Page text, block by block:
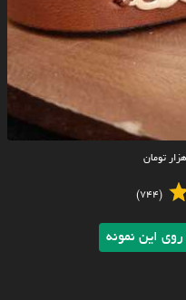
هزار تومان
(744)
این نمونه